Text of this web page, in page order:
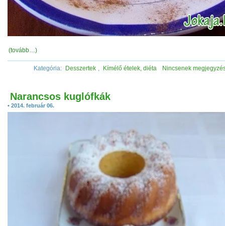
(tovább…)
Kategória: Desszertek Kímélő ételek, diéta Nincsenek
Narancsos kuglófkák
• 2014. február 06.